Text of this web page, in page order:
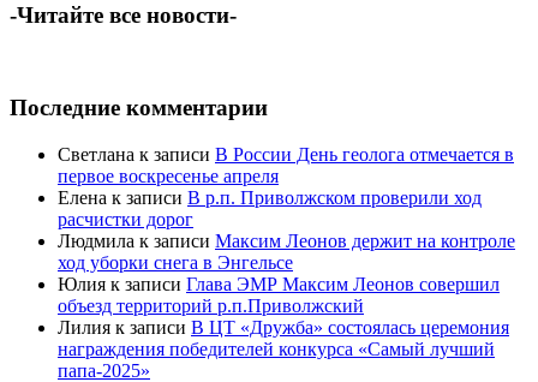
-Читайте все новости-
Последние комментарии
Светлана к записи В России День геолога отмечается в
первое воскресенье апреля
Елена к записи В р.п. Приволжском проверили ход
расчистки дорог
Людмила к записи Максим Леонов держит на контроле
ход уборки снега в Энгельсе
Юлия к записи Глава ЭМР Максим Леонов совершил
объезд территорий р.п.Приволжский
Лилия к записи В ЦТ «Дружба» состоялась церемония
награждения победителей конкурса «Самый лучший
папа-2025»